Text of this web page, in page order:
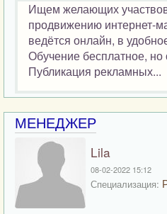
Ищем желающих
продвижению интернет-
ведётся онлайн, в
Обучение бесплатное, но
Публикация рекламных...
МЕНЕДЖЕР
Lila
08-02-2022 15:12
Специализация: